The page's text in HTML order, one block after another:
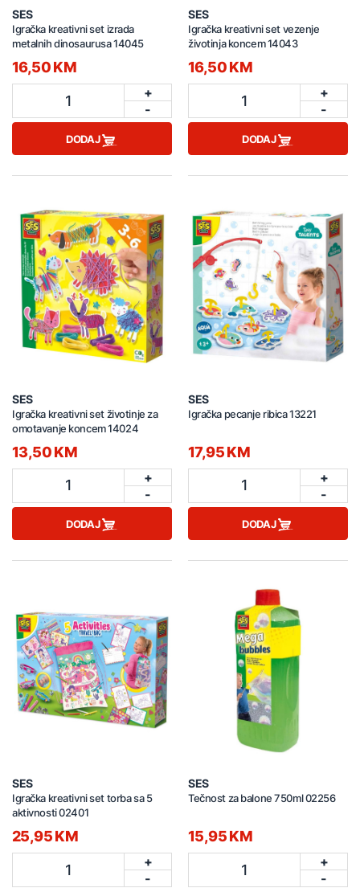
SES
Igračka kreativni set izrada
metalnih dinosaurusa 14045
16,50 KM
1
+
-
DODAJ
SES
Igračka kreativni set vezenje
životinja koncem 14043
16,50 KM
1
+
-
DODAJ
SES
Igračka kreativni set životinje za
omotavanje koncem 14024
13,50 KM
1
+
-
DODAJ
SES
Igračka pecanje ribica 13221
17,95 KM
1
+
-
DODAJ
SES
Igračka kreativni set torba sa 5
aktivnosti 02401
25,95 KM
1
+
-
SES
Tečnost za balone 750ml 02256
15,95 KM
1
+
-